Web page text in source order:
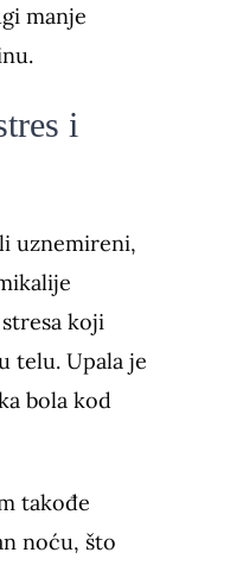
manje
i
uznemireni,
koji
telu. Upala je
bola kod
takođe
noću, što